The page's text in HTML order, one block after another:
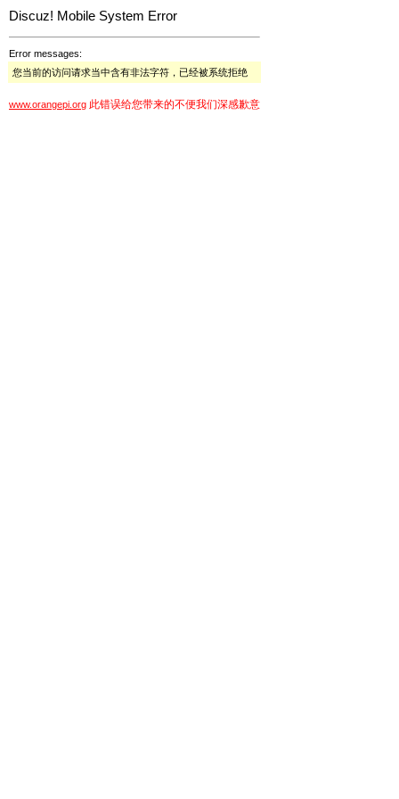
Discuz! Mobile System Error
Error messages:
您当前的访问请求当中含有非法字符，已经被系统拒绝
www.orangepi.org 此错误给您带来的不便我们深感歉意